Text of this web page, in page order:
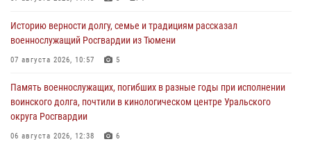
Историю верности долгу, семье и традициям рассказал
военнослужащий Росгвардии из Тюмени
07 августа 2026, 10:57 5
Память военнослужащих, погибших в разные годы при исполнении
воинского долга, почтили в кинологическом центре Уральского
округа Росгвардии
06 августа 2026, 12:38 6